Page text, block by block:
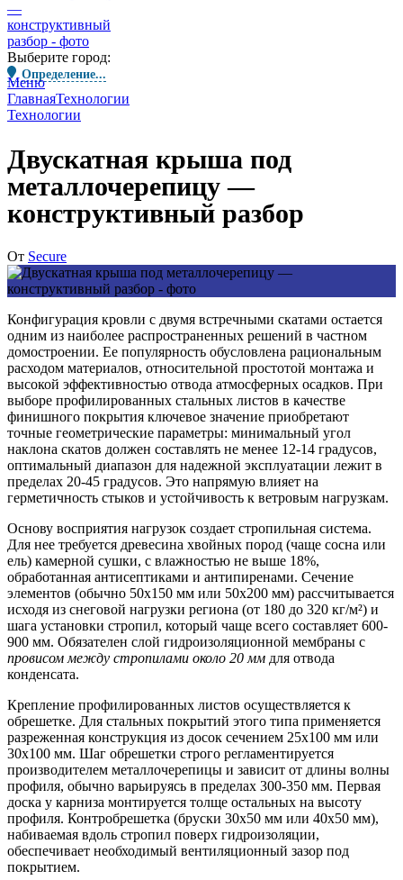
Выберите город:
Определение...
Меню
ГлавнаяТехнологии
Технологии
Двускатная крыша под
металлочерепицу —
конструктивный разбор
От Secure
Конфигурация кровли с двумя встречными скатами остается
одним из наиболее распространенных решений в частном
домостроении. Ее популярность обусловлена рациональным
расходом материалов, относительной простотой монтажа и
высокой эффективностью отвода атмосферных осадков. При
выборе профилированных стальных листов в качестве
финишного покрытия ключевое значение приобретают
точные геометрические параметры: минимальный угол
наклона скатов должен составлять не менее 12-14 градусов,
оптимальный диапазон для надежной эксплуатации лежит в
пределах 20-45 градусов. Это напрямую влияет на
герметичность стыков и устойчивость к ветровым нагрузкам.
Основу восприятия нагрузок создает стропильная система.
Для нее требуется древесина хвойных пород (чаще сосна или
ель) камерной сушки, с влажностью не выше 18%,
обработанная антисептиками и антипиренами. Сечение
элементов (обычно 50х150 мм или 50х200 мм) рассчитывается
исходя из снеговой нагрузки региона (от 180 до 320 кг/м²) и
шага установки стропил, который чаще всего составляет 600-
900 мм. Обязателен слой гидроизоляционной мембраны с
провисом между стропилами около 20 мм для отвода
конденсата.
Крепление профилированных листов осуществляется к
обрешетке. Для стальных покрытий этого типа применяется
разреженная конструкция из досок сечением 25х100 мм или
30х100 мм. Шаг обрешетки строго регламентируется
производителем металлочерепицы и зависит от длины волны
профиля, обычно варьируясь в пределах 300-350 мм. Первая
доска у карниза монтируется толще остальных на высоту
профиля. Контробрешетка (бруски 30х50 мм или 40х50 мм),
набиваемая вдоль стропил поверх гидроизоляции,
обеспечивает необходимый вентиляционный зазор под
покрытием.